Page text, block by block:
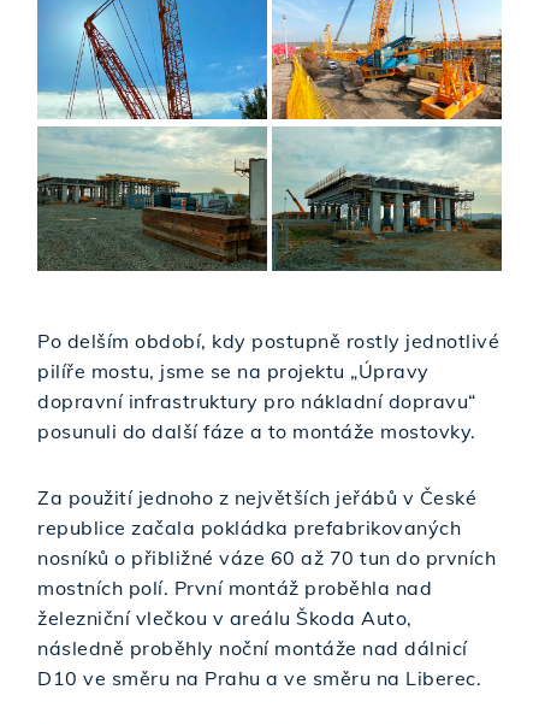
Po delším období, kdy postupně rostly jednotlivé
pilíře mostu, jsme se na projektu „Úpravy
dopravní infrastruktury pro nákladní dopravu“
posunuli do další fáze a to montáže mostovky.
Za použití jednoho z největších jeřábů v České
republice začala pokládka prefabrikovaných
nosníků o přibližné váze 60 až 70 tun do prvních
mostních polí. První montáž proběhla nad
železniční vlečkou v areálu Škoda Auto,
následně proběhly noční montáže nad dálnicí
D10 ve směru na Prahu a ve směru na Liberec.